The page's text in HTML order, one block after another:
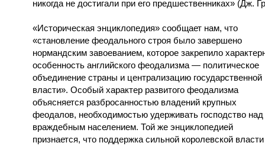
никогда не достигали при его предшественниках» (Дж.
«Историческая энциклопедия» сообщает нам, что
«становление феодального строя было завершено
нормандским завоеванием, которое закрепило
особенность английского феодализма — политическое
объединение страны и централизацию государственной
власти». Особый характер развитого феодализма
объясняется разбросанностью владений крупных
феодалов, необходимостью удерживать господство над
враждебным населением. Той же энциклопедией
признается, что поддержка сильной королевской власти